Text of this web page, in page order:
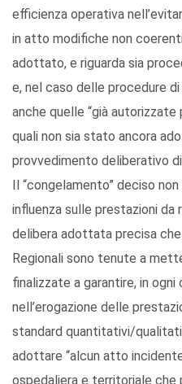
efficienza operativa
in atto modifiche non
adottato, e riguarda sia
e, nel caso delle procedure
anche quelle “già
quali non sia stato ancora
provvedimento deliberativo
Il “congelamento” deciso
influenza sulle prestazioni
delibera adottata precisa che
Regionali sono tenute a
finalizzate a garantire, in
nell’erogazione delle
standard quantitativi/
adottare “alcun atto
ospedaliera e territoriale che